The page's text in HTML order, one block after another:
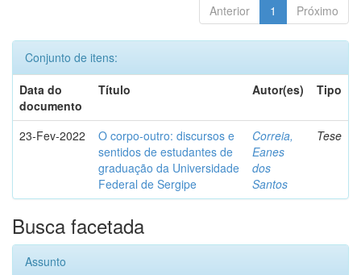
Anterior 1 Próximo
Conjunto de itens:
Data do
documento
Título Autor(es) Tipo
23-Fev-2022
O corpo-outro: discursos e
sentidos de estudantes de
graduação da Universidade
Federal de Sergipe
Correia,
Eanes
dos
Santos
Tese
Busca facetada
Assunto